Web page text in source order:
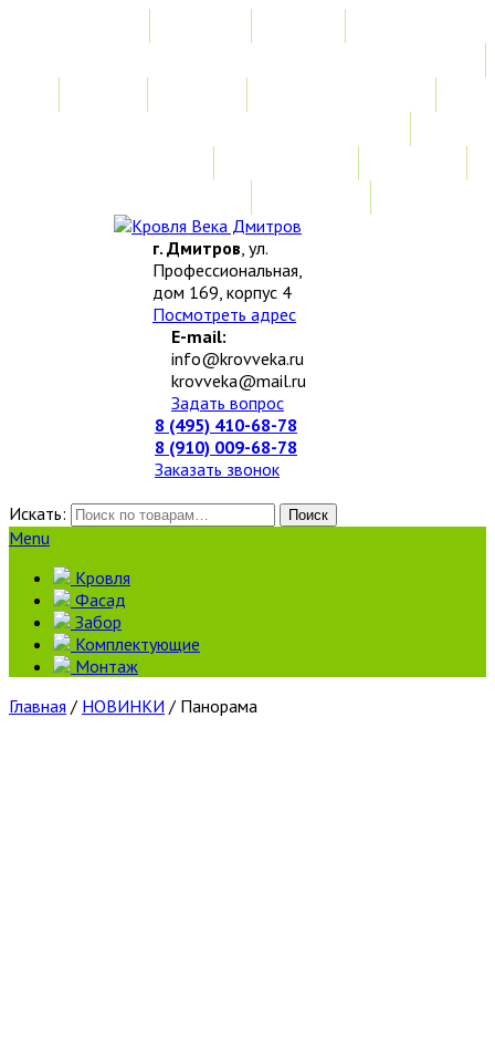
г. Дмитров, ул.
Профессиональная,
дом 169, корпус 4
Посмотреть адрес
E-mail:
info@krovveka.ru
krovveka@mail.ru
Задать вопрос
8 (495) 410-68-78
8 (910) 009-68-78
Заказать звонок
Искать:
Поиск
Menu
Кровля
Фасад
Забор
Комплектующие
Монтаж
Главная / НОВИНКИ / Панорама